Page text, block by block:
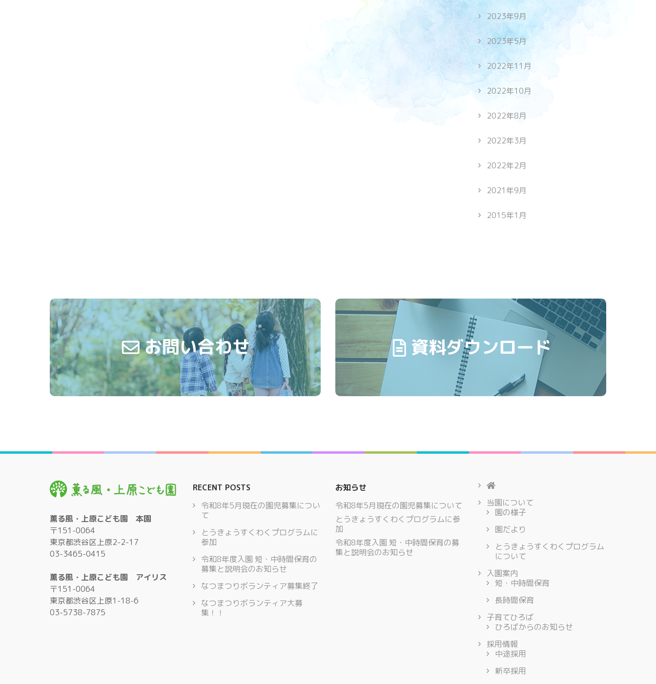
2023年9月
2023年5月
2022年11月
2022年10月
2022年8月
2022年3月
2022年2月
2021年9月
2015年1月
薫る風・上原こども園 本園
〒151-0064
東京都渋谷区上原2-2-17
03-3465-0415
薫る風・上原こども園 アイリス
〒151-0064
東京都渋谷区上原1-18-6
03-5738-7875
RECENT POSTS
令和8年5月現在の園児募集につい
て
とうきょうすくわくプログラムに
参加
令和8年度入園 短・中時間保育の
募集と説明会のお知らせ
なつまつりボランティア募集終了
なつまつりボランティア大募
集！！
お知らせ
令和8年5月現在の園児募集について
とうきょうすくわくプログラムに参
加
令和8年度入園 短・中時間保育の募
集と説明会のお知らせ
当園について
園の様子
園だより
とうきょうすくわくプログラム
について
入園案内
短・中時間保育
長時間保育
子育てひろば
ひろばからのお知らせ
採用情報
中途採用
新卒採用